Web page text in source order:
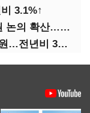
3.1%↑
AI 해킹 고도화 속 화이트해커 지원 논의 확산…'버그바운티' 재조명
현대오토에버 3분기 영업익 708억원…전년비 34.8%↑